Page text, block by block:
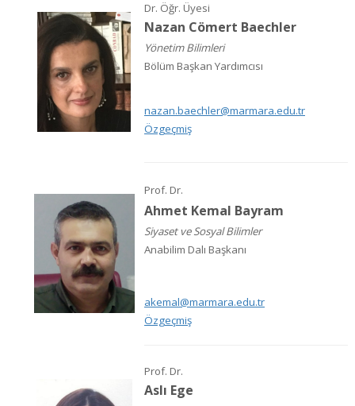
Dr. Öğr. Üyesi
Nazan Cömert Baechler
Yönetim Bilimleri
Bölüm Başkan Yardımcısı
nazan.baechler@marmara.edu.tr
Özgeçmiş
Prof. Dr.
Ahmet Kemal Bayram
Siyaset ve Sosyal Bilimler
Anabilim Dalı Başkanı
akemal@marmara.edu.tr
Özgeçmiş
Prof. Dr.
Aslı Ege